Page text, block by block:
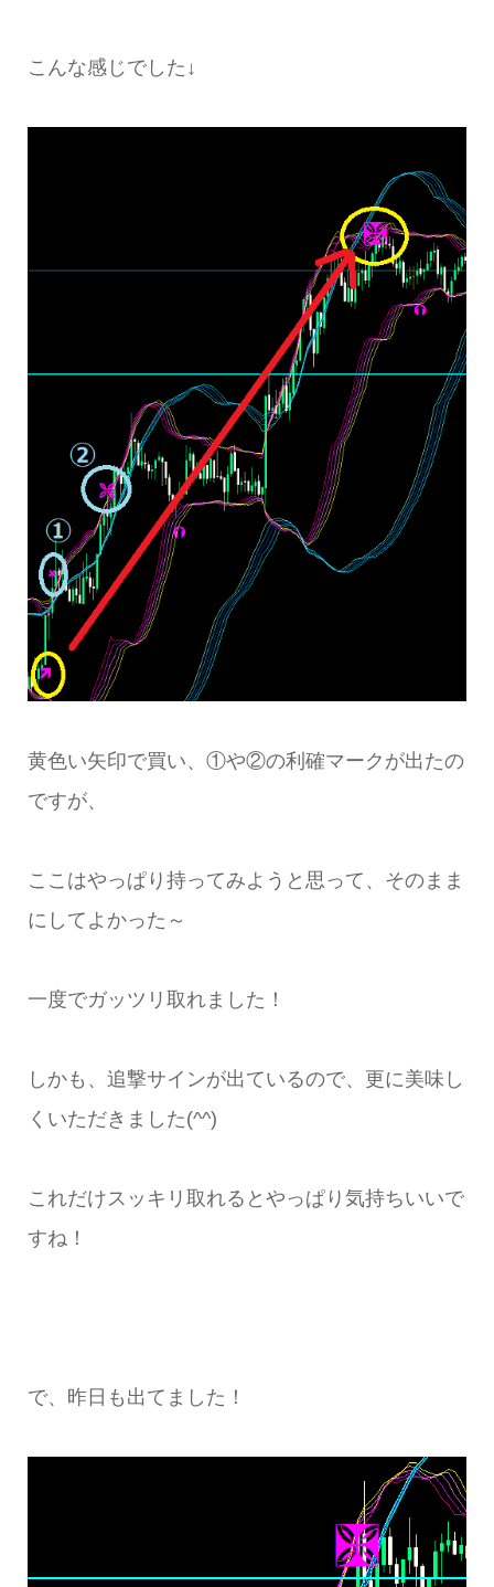
こんな感じでした↓
黄色い矢印で買い、①や②の利確マークが出たの
ですが、
ここはやっぱり持ってみようと思って、そのまま
にしてよかった～
一度でガッツリ取れました！
しかも、追撃サインが出ているので、更に美味し
くいただきました(^^)
これだけスッキリ取れるとやっぱり気持ちいいで
すね！
で、昨日も出てました！